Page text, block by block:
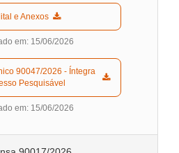
e Anexos
em: 15/06/2026
Pesquisável
em: 15/06/2026